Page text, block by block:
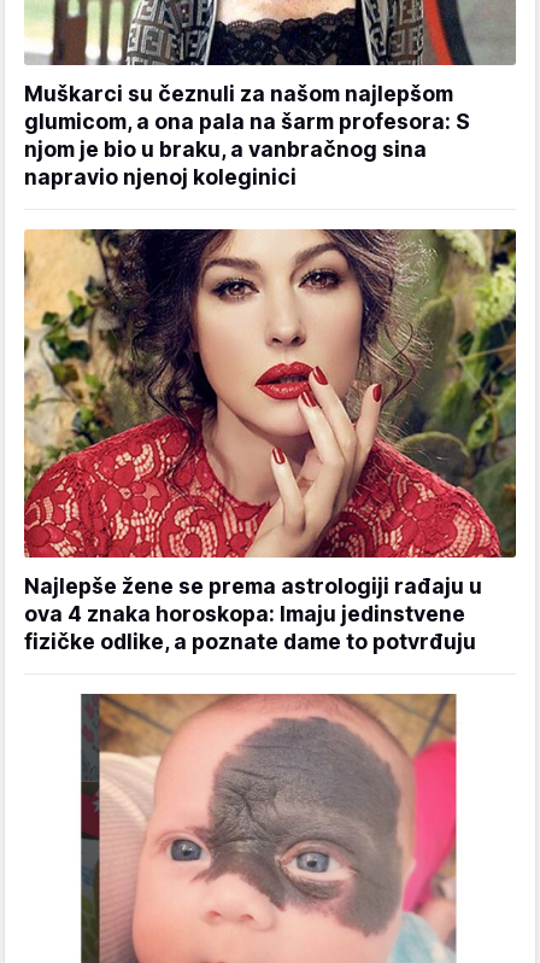
Muškarci su čeznuli za našom najlepšom
glumicom, a ona pala na šarm profesora: S
njom je bio u braku, a vanbračnog sina
napravio njenoj koleginici
Najlepše žene se prema astrologiji rađaju u
ova 4 znaka horoskopa: Imaju jedinstvene
fizičke odlike, a poznate dame to potvrđuju